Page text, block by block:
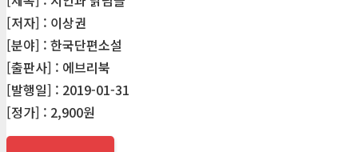
[저자] : 이상권
[분야] : 한국단편소설
[출판사] : 에브리북
[발행일] : 2019-01-31
[정가] : 2,900원